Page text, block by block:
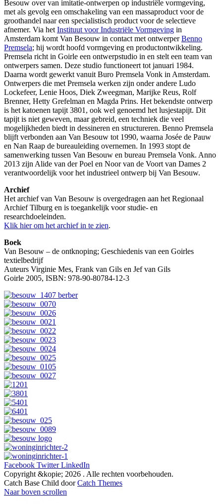
Besouw over van imitatie-ontwerpen op industriële vormgeving,
met als gevolg een omschakeling van een massaproduct voor de
groothandel naar een specialistisch product voor de selectieve
afnemer. Via het Instituut voor Industriële Vormgeving in
Amsterdam komt Van Besouw in contact met ontwerperBenno
Premsela; hij wordt hoofd vormgeving en productontwikkeling.
Premsela richt in Goirle een ontwerpstudio in en stelt een team van
ontwerpers samen. Deze studio functioneert tot januari 1984.
Daarna wordt gewerkt vanuit Buro Premsela Vonk in Amsterdam.
Ontwerpers die met Premsela werken zijn onder andere Ludo
Lockefeer, Lenie Hoos, Diek Zweegman, Marijke Reus, Rolf
Brenner, Hetty Grefelman en Magda Prins. Het bekendste ontwerp
is het katoenen tapijt 3801, ook wel genoemd het lusjestapijt. Dit
tapijt is niet geweven, maar gebreid, een techniek die veel
mogelijkheden biedt in dessineren en structureren. Benno Premsela
blijft verbonden aan Van Besouw tot 1990, waarna Josée de Pauw
en Nan Raap de bureauleiding overnemen. In 1993 stopt de
samenwerking tussen Van Besouw en bureau Premsela Vonk. Anno
2013 zijn Alide van der Poel en Noor van de Voort van Dames 2
verantwoordelijk voor het industrieel ontwerp bij Van Besouw.
Archief
Het archief van Van Besouw is overgedragen aan het Regionaal
Archief Tilburg en is toegankelijk voor studie- en
researchdoeleinden.
Klik hier om het archief in te zien.
Boek
Van Besouw – de ontknoping; Geschiedenis van een Goirles
textielbedrijf
Auteurs Virginie Mes, Frank van Gils en Jef van Gils
Goirle 2005, ISBN: 978-90-80784-12-3
Facebook Twitter LinkedIn
Copyright &kopie; 2026 . Alle rechten voorbehouden.
Catch Base Child doorCatch Themes
Naar boven scrollen